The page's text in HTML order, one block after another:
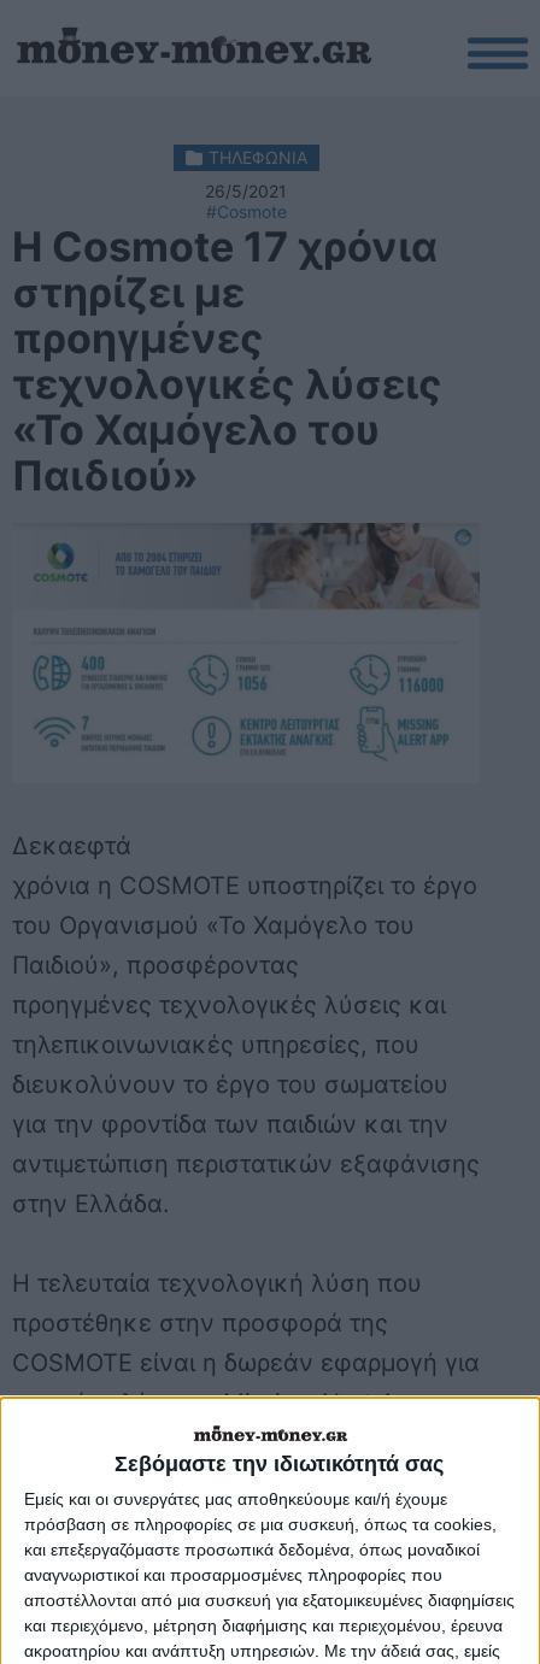
Σεβόμαστε την ιδιωτικότητά σας
Εμείς και οι συνεργάτες μας αποθηκεύουμε και/ή έχουμε
πρόσβαση σε πληροφορίες σε μια συσκευή, όπως τα cookies,
και επεξεργαζόμαστε προσωπικά δεδομένα, όπως μοναδικοί
αναγνωριστικοί και προσαρμοσμένες πληροφορίες που
αποστέλλονται από μια συσκευή για εξατομικευμένες διαφημίσεις
και περιεχόμενο, μέτρηση διαφήμισης και περιεχομένου, έρευνα
ακροατηρίου και ανάπτυξη υπηρεσιών. Με την άδειά σας, εμείς
ΤΗΛΕΦΩΝΙΑ
26/5/2021
#Cosmote
Η Cosmote 17 χρόνια
στηρίζει με
προηγμένες
τεχνολογικές λύσεις
«Το Χαμόγελο του
Παιδιού»
Δεκαεφτά
χρόνια η COSMOTE υποστηρίζει το έργο
του Οργανισμού «Το Χαμόγελο του
Παιδιού», προσφέροντας
προηγμένες τεχνολογικές λύσεις και
τηλεπικοινωνιακές υπηρεσίες, που
διευκολύνουν το έργο του σωματείου
για την φροντίδα των παιδιών και την
αντιμετώπιση περιστατικών εξαφάνισης
στην Ελλάδα.
Η τελευταία τεχνολογική λύση που
προστέθηκε στην προσφορά της
COSMOTE είναι η δωρεάν εφαρμογή για
κινητά τηλέφωνα Missing Alert App, για
τον ταχύτερο εντοπισμό των
εξαφανισμένων ατόμων στην χώρα
μας.